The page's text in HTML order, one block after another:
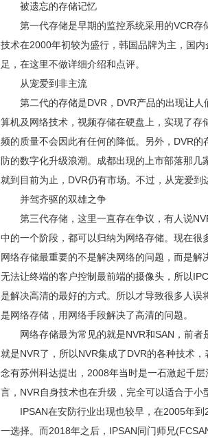
被遗忘的存储记忆
第一代存储是早期的监控系统采用的VCR
技术在2000年初较为盛行，韩国品牌为主，国
足，在这里不做详细介绍和点评。
从宠爱到非主流
第二代的存储是DVR，DVR产品的出现让
算机及网络技术，视频存储在硬盘上，实现了
频的质量不会因此有任何的降低。另外，DVR
防的数字化升级浪潮。成都出现的上市部落那几
就到目前为止，DVR仍有市场。不过，从宠爱到
并驾齐驱的双雄之争
第三代存储，这里一直存在争议，有人说
中的一个阶段，都可以归纳为网络存储。现在很
网络存储最重要的不是解决网络的问题，而是
无法让终端的客户控制最前端的摄像头，所以
是解决高清的最好的方式。所以才导致很多人
是网络存储，用网络手段解决了高清的问题。
网络存储最为常见的就是NVR和SAN，前
就是NVR了，所以NVR集成了DVR的各种技术
念有苏州科达提出，2008年当时是一石激起千
言，NVR自身技术也在升级，完全可以适合于小
IPSAN在安防行业出现也较早，在2005年
一选择。而2018年之后，IPSAN同门师兄